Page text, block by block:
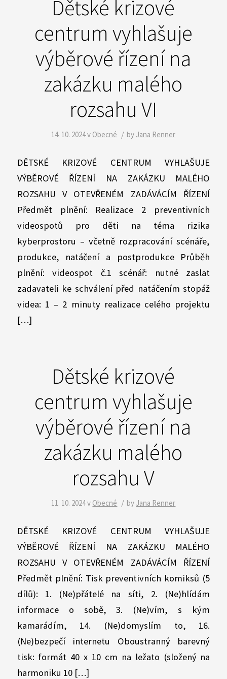
Dětské krizové
centrum vyhlašuje
výběrové řízení na
zakázku malého
rozsahu VI
14. 10. 2024v Obecné / by Jana Renner
DĚTSKÉ KRIZOVÉ CENTRUM VYHLAŠUJE
VÝBĚROVÉ ŘÍZENÍ NA ZAKÁZKU MALÉHO
ROZSAHU V OTEVŘENÉM ZADÁVÁCÍM ŘÍZENÍ
Předmět plnění: Realizace 2 preventivních
videospotů pro děti na téma rizika
kyberprostoru – včetně rozpracování scénáře,
produkce, natáčení a postprodukce Průběh
plnění: videospot č.1 scénář: nutné zaslat
zadavateli ke schválení před natáčením stopáž
videa: 1 – 2 minuty realizace celého projektu
[…]
Dětské krizové
centrum vyhlašuje
výběrové řízení na
zakázku malého
rozsahu V
11. 10. 2024v Obecné / by Jana Renner
DĚTSKÉ KRIZOVÉ CENTRUM VYHLAŠUJE
VÝBĚROVÉ ŘÍZENÍ NA ZAKÁZKU MALÉHO
ROZSAHU V OTEVŘENÉM ZADÁVÁCÍM ŘÍZENÍ
Předmět plnění: Tisk preventivních komiksů (5
dílů): 1. (Ne)přátelé na síti, 2. (Ne)hlídám
informace o sobě, 3. (Ne)vím, s kým
kamarádím, 14. (Ne)domyslím to, 16.
(Ne)bezpečí internetu Oboustranný barevný
tisk: formát 40 x 10 cm na ležato (složený na
harmoniku 10 […]